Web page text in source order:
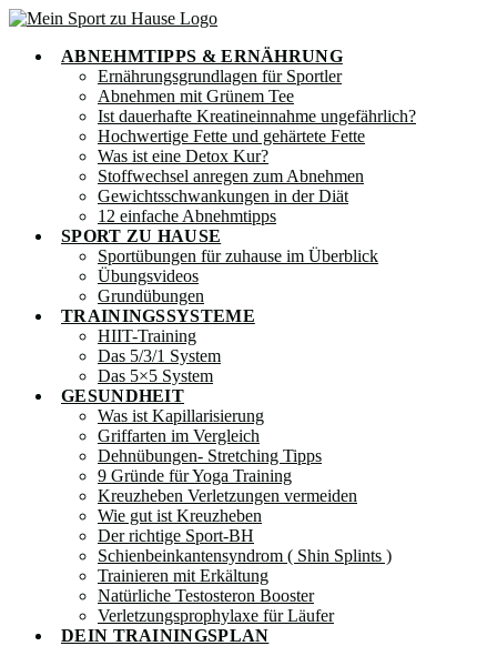
Zum
springenABNEHMTIPPS & ERNÄHRUNG
Ernährungsgrundlagen für Sportler
Abnehmen mit Grünem Tee
Ist dauerhafte Kreatineinnahme ungefährlich?
Hochwertige Fette und gehärtete Fette
Was ist eine Detox Kur?
Stoffwechsel anregen zum Abnehmen
Gewichtsschwankungen in der Diät
12 einfache Abnehmtipps
SPORT ZU HAUSE
Sportübungen für zuhause im Überblick
Übungsvideos
Grundübungen
TRAININGSSYSTEME
HIIT-Training
Das 5/3/1 System
Das 5×5 System
GESUNDHEIT
Was ist Kapillarisierung
Griffarten im Vergleich
Dehnübungen- Stretching Tipps
9 Gründe für Yoga Training
Kreuzheben Verletzungen vermeiden
Wie gut ist Kreuzheben
Der richtige Sport-BH
Schienbeinkantensyndrom ( Shin Splints )
Trainieren mit Erkältung
Natürliche Testosteron Booster
Verletzungsprophylaxe für Läufer
DEIN TRAININGSPLAN